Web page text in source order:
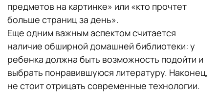
предметов на картинке» или «кто прочтет
больше страниц за день».
Еще одним важным аспектом считается
наличие обширной домашней библиотеки: у
ребенка должна быть возможность подойти и
выбрать понравившуюся литературу. Наконец,
не стоит отрицать современные технологии.